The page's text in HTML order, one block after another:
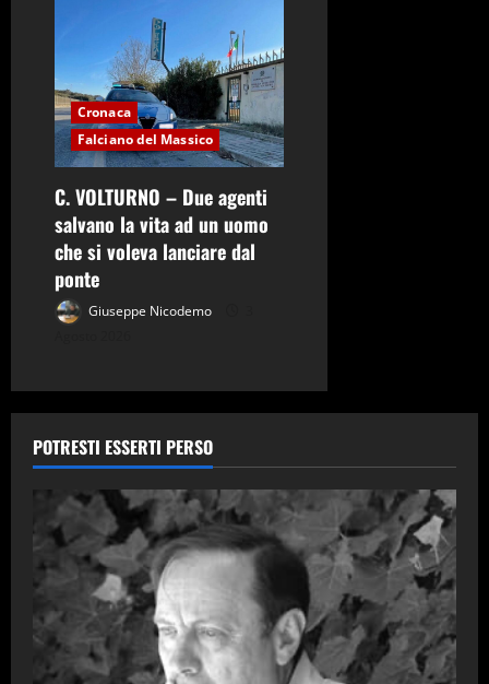
Cronaca
Falciano del Massico
C. VOLTURNO – Due agenti
salvano la vita ad un uomo
che si voleva lanciare dal
ponte
Giuseppe Nicodemo
POTRESTI ESSERTI PERSO